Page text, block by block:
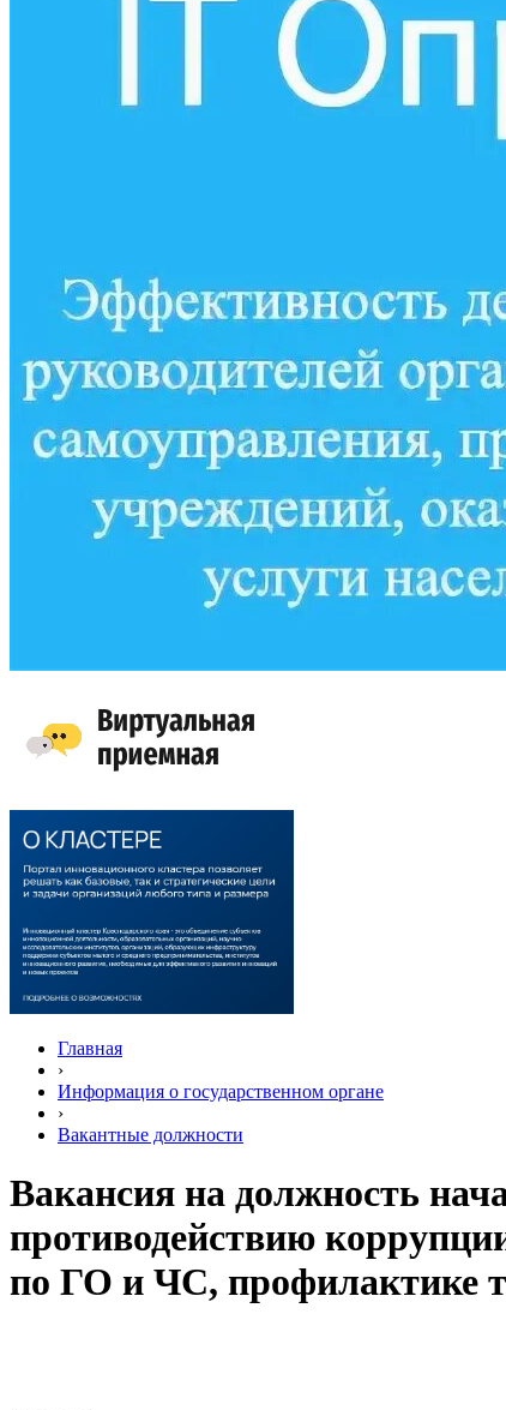
Главная
›
Информация о государственном органе
›
Вакантные должности
Вакансия на должность
противодействию
по ГО и ЧС, профилактике